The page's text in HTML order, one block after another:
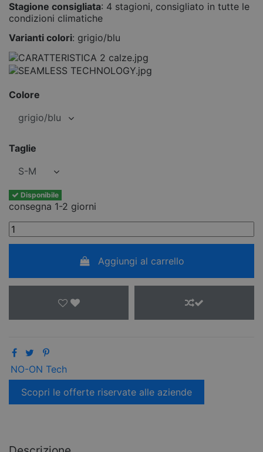
Stagione consigliata: 4 stagioni, consigliato in tutte le
condizioni climatiche
Varianti colori: grigio/blu
Colore
Taglie
Disponibile
consegna 1-2 giorni
Aggiungi al carrello
NO-ON Tech
Scopri le offerte riservate alle aziende